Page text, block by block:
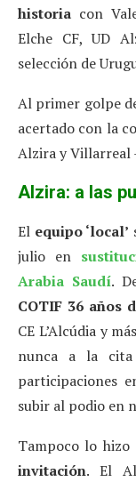
historia con
Elche CF, UD
selección de
Al primer golpe
acertado con la
Alzira y Villarreal
Alzira: a las
El equipo ‘local’
julio en
Arabia Saudí.
COTIF 36 años
CE L’Alcúdia y
nunca a la cita
participaciones
subir al podio en
Tampoco lo hizo
invitación. El